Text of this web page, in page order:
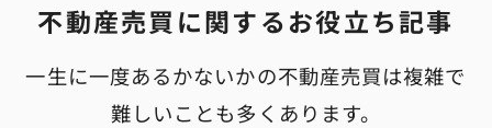
不動産売買に関するお役立ち記事
一生に一度あるかないかの不動産売買は複雑で
難しいことも多くあります。